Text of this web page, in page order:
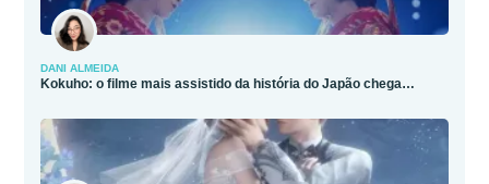
DANI ALMEIDA
Kokuho: o filme mais assistido da história do Japão chega…